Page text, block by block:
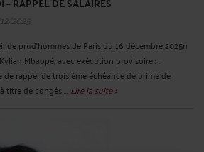
2025
de prud'hommes de Paris du 16 décembre 2025n
Mbappé, avec exécution provisoire : .
rappel de troisième échéance de prime de
titre de congés ... Lire la suite >